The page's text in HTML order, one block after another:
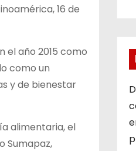
16 de
el año 2015 como
como un
y de bienestar
alimentaria, el
Sumapaz,